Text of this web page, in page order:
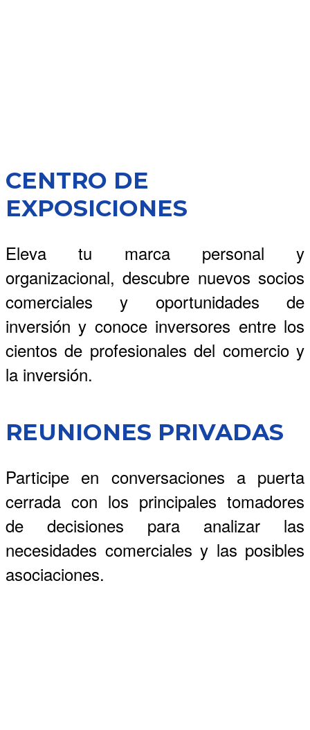
CENTRO DE
EXPOSICIONES
Eleva tu marca personal y
organizacional, descubre nuevos socios
comerciales y oportunidades de
inversión y conoce inversores entre los
cientos de profesionales del comercio y
la inversión.
REUNIONES PRIVADAS
Participe en conversaciones a puerta
cerrada con los principales tomadores
de decisiones para analizar las
necesidades comerciales y las posibles
asociaciones.